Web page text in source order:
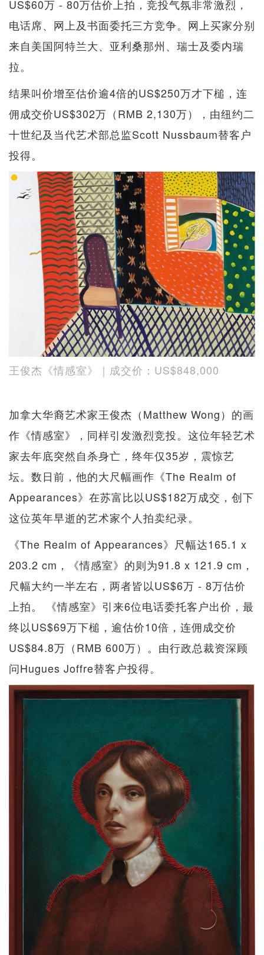
US$60万 - 80万估价上拍，竞投气氛非常激烈，
电话席、网上及书面委托三方竞争。网上买家分别
来自美国阿特兰大、亚利桑那州、瑞士及委内瑞
拉。
结果叫价增至估价逾4倍的US$250万才下槌，连
佣成交价US$302万（RMB 2,130万），由纽约二
十世纪及当代艺术部总监Scott Nussbaum替客户
投得。
王俊杰《情感室》｜成交价：US$848,000
加拿大华裔艺术家王俊杰（Matthew Wong）的画
作《情感室》，同样引发激烈竞投。这位年轻艺术
家去年底突然自杀身亡，终年仅35岁，震惊艺
坛。数日前，他的大尺幅画作《The Realm of
Appearances》在苏富比以US$182万成交，创下
这位英年早逝的艺术家个人拍卖纪录。
《The Realm of Appearances》尺幅达165.1 x
203.2 cm，《情感室》的则为91.8 x 121.9 cm，
尺幅大约一半左右，两者皆以US$6万 - 8万估价
上拍。 《情感室》引来6位电话委托客户出价，最
终以US$69万下槌，逾估价10倍，连佣成交价
US$84.8万（RMB 600万）。由行政总裁资深顾
问Hugues Joffre替客户投得。